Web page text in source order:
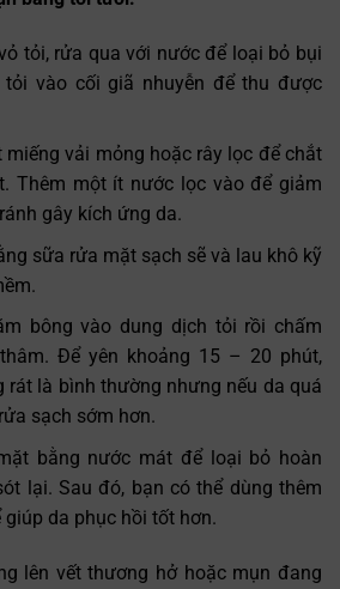
tỏi, rửa qua với nước để loại bỏ bụi
tỏi vào cối giã nhuyễn để thu được
miếng vải mỏng hoặc rây lọc để chắt
Thêm một ít nước lọc vào để giảm
gây kích ứng da.
sữa rửa mặt sạch sẽ và lau khô kỹ
bông vào dung dịch tỏi rồi chấm
Để yên khoảng 15 – 20 phút,
rát là bình thường nhưng nếu da quá
sạch sớm hơn.
bằng nước mát để loại bỏ hoàn
lại. Sau đó, bạn có thể dùng thêm
da phục hồi tốt hơn.
lên vết thương hở hoặc mụn đang